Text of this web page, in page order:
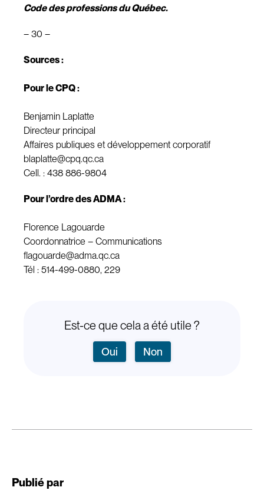
Code des professions du Québec.
– 30 –
Sources :
Pour le CPQ :
Benjamin Laplatte
Directeur principal
Affaires publiques et développement corporatif
blaplatte@cpq.qc.ca
Cell. : 438 886-9804
Pour l’ordre des ADMA :
Florence Lagouarde
Coordonnatrice – Communications
flagouarde@adma.qc.ca
Tél : 514-499-0880, 229
Est-ce que cela a été utile ?
Oui Non
Publié par